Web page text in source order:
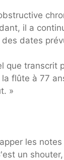
il a
dates
que transcrit
flûte à 77
»
les
un